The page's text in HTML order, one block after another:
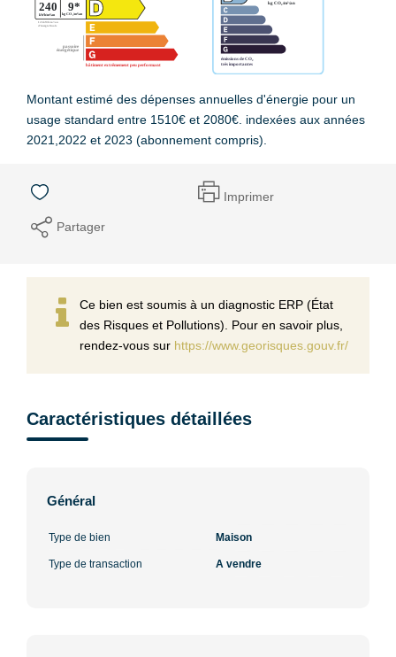
Montant estimé des dépenses annuelles d'énergie pour un
usage standard entre 1510€ et 2080€. indexées aux années
2021,2022 et 2023 (abonnement compris).
Imprimer
Partager
Ce bien est soumis à un diagnostic ERP (État
des Risques et Pollutions). Pour en savoir plus,
rendez-vous sur https://www.georisques.gouv.fr/
Caractéristiques détaillées
Général
Type de bien Maison
Type de transaction A vendre